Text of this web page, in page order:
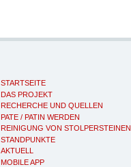
STARTSEITE
DAS PROJEKT
RECHERCHE UND QUELLEN
PATE / PATIN WERDEN
REINIGUNG VON STOLPERSTEINEN
STANDPUNKTE
AKTUELL
MOBILE APP